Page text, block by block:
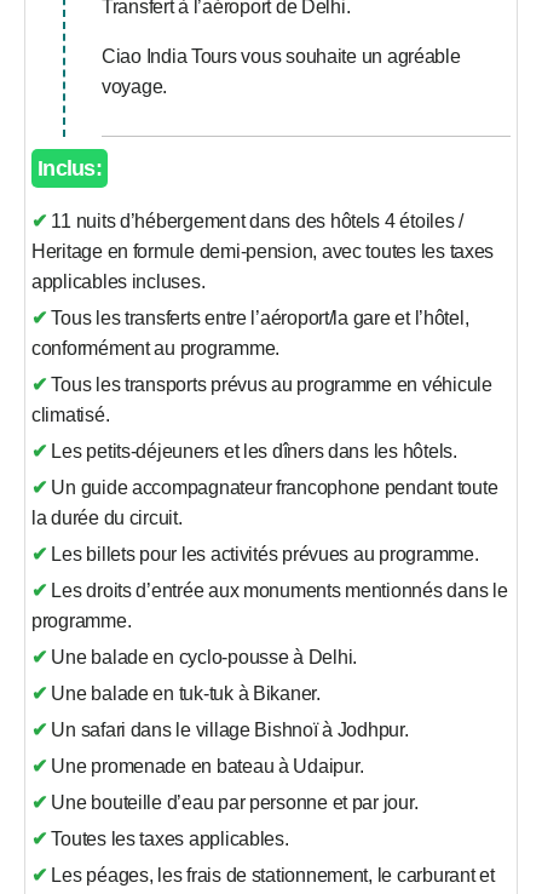
Transfert à l’aéroport de Delhi.
Ciao India Tours vous souhaite un agréable
voyage.
Inclus:
✔ 11 nuits d’hébergement dans des hôtels 4 étoiles /
Heritage en formule demi-pension, avec toutes les taxes
applicables incluses.
✔ Tous les transferts entre l’aéroport/la gare et l’hôtel,
conformément au programme.
✔ Tous les transports prévus au programme en véhicule
climatisé.
✔ Les petits-déjeuners et les dîners dans les hôtels.
✔ Un guide accompagnateur francophone pendant toute
la durée du circuit.
✔ Les billets pour les activités prévues au programme.
✔ Les droits d’entrée aux monuments mentionnés dans le
programme.
✔ Une balade en cyclo-pousse à Delhi.
✔ Une balade en tuk-tuk à Bikaner.
✔ Un safari dans le village Bishnoï à Jodhpur.
✔ Une promenade en bateau à Udaipur.
✔ Une bouteille d’eau par personne et par jour.
✔ Toutes les taxes applicables.
✔ Les péages, les frais de stationnement, le carburant et